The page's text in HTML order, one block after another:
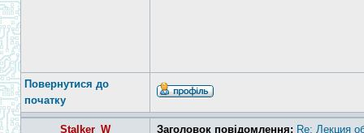
Повернутися до
початку
Stalker_W Заголовок повідомлення: Re: Лекция